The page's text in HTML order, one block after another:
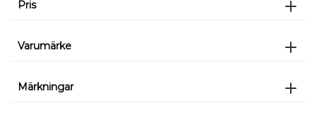
Pris
Varumärke
Märkningar